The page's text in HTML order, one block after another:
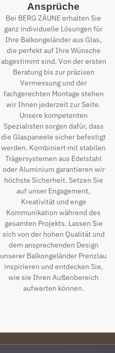
Ansprüche
Bei BERG ZÄUNE erhalten Sie
ganz individuelle Lösungen für
Ihre Balkongeländer aus Glas,
die perfekt auf Ihre Wünsche
abgestimmt sind. Von der ersten
Beratung bis zur präzisen
Vermessung und der
fachgerechten Montage stehen
wir Ihnen jederzeit zur Seite.
Unsere kompetenten
Spezialisten sorgen dafür, dass
die Glaspaneele sicher befestigt
werden. Kombiniert mit stabilen
Trägersystemen aus Edelstahl
oder Aluminium garantieren wir
höchste Sicherheit. Setzen Sie
auf unser Engagement,
Kreativität und enge
Kommunikation während des
gesamten Projekts. Lassen Sie
sich von der hohen Qualität und
dem ansprechenden Design
unserer Balkongeländer Prenzlau
inspirieren und entdecken Sie,
wie sie Ihren Außenbereich
aufwerten können.